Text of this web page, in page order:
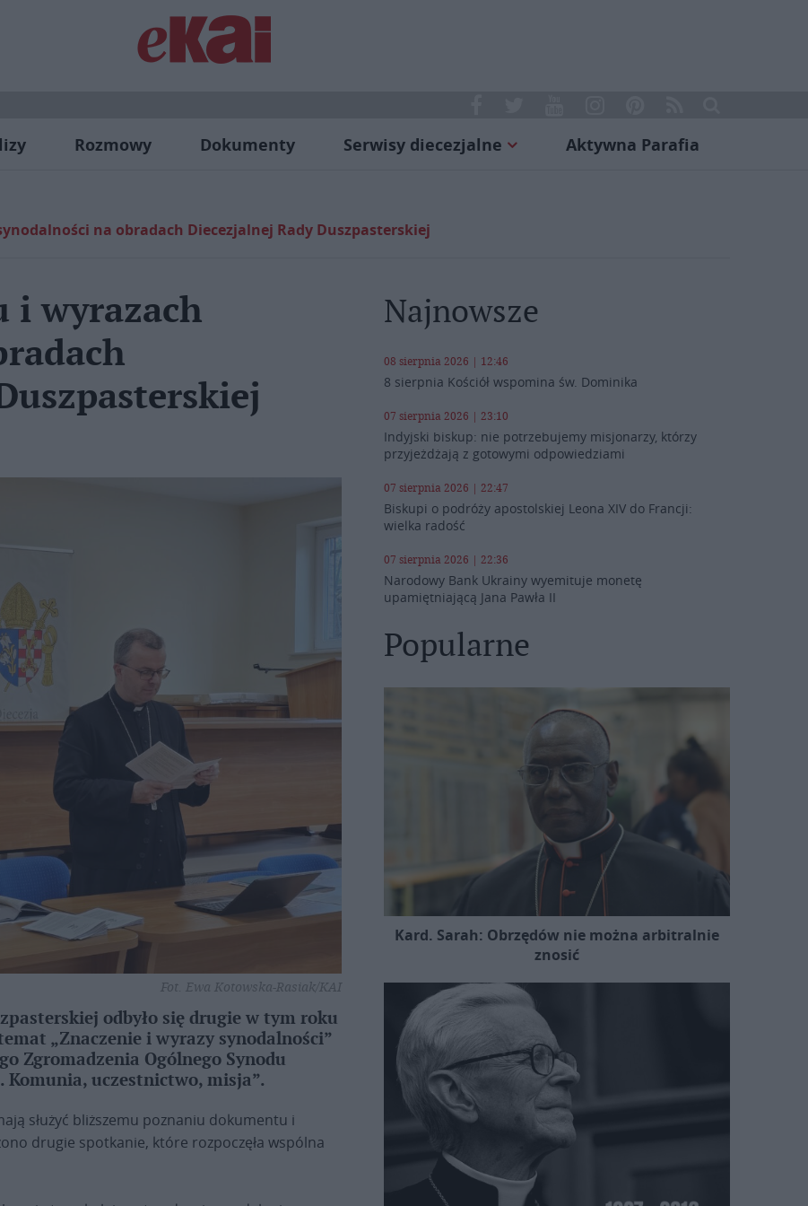
Rozmowy Dokumenty Serwisy diecezjalne Aktywna Parafia
na obradach Diecezjalnej Rady Duszpasterskiej
i wyrazach
Fot. Ewa Kotowska-Rasiak/KAI
odbyło się drugie w tym roku
„Znaczenie i wyrazy synodalności”
Zgromadzenia Ogólnego Synodu
Komunia, uczestnictwo, misja”.
służyć bliższemu poznaniu dokumentu i
drugie spotkanie, które rozpoczęła wspólna
Najnowsze
08 sierpnia 2026 | 12:46
8 sierpnia Kościół wspomina św. Dominika
07 sierpnia 2026 | 23:10
Indyjski biskup: nie potrzebujemy misjonarzy, którzy
przyjeżdżają z gotowymi odpowiedziami
07 sierpnia 2026 | 22:47
Biskupi o podróży apostolskiej Leona XIV do Francji:
wielka radość
07 sierpnia 2026 | 22:36
Narodowy Bank Ukrainy wyemituje monetę
upamiętniającą Jana Pawła II
Popularne
Kard. Sarah: Obrzędów nie można arbitralnie
znosić